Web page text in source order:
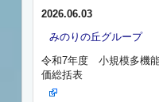
2026.06.03
みのりの丘グループ
令和7年度 小規模多機
価総括表